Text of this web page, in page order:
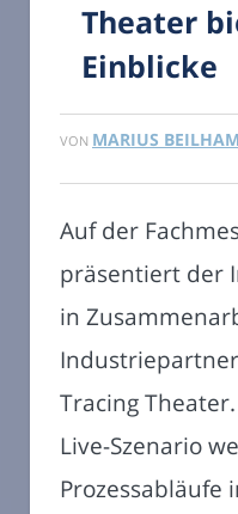
Theater
Einblicke
VON MARIUS
Auf der
präsentiert der
in
Tracing
Live-Szenario
Prozessabläufe